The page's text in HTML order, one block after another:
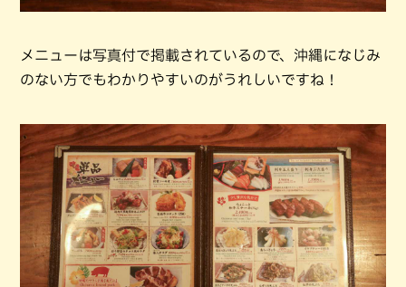
メニューは写真付で掲載されているので、沖縄になじみ
のない方でもわかりやすいのがうれしいですね！